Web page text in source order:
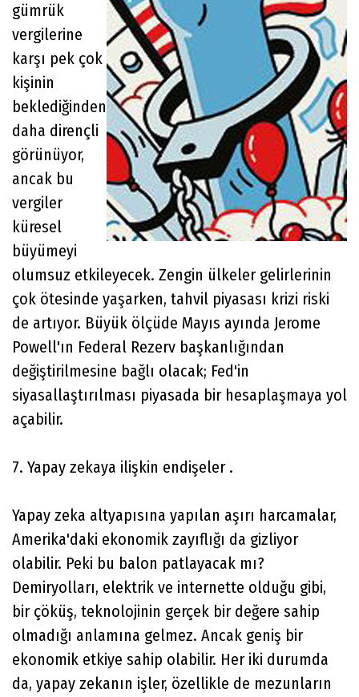
gümrük
vergilerine
karşı pek çok
kişinin
beklediğinden
daha dirençli
görünüyor,
ancak bu
vergiler
küresel
büyümeyi
olumsuz etkileyecek. Zengin ülkeler gelirlerinin
çok ötesinde yaşarken, tahvil piyasası krizi riski
de artıyor. Büyük ölçüde Mayıs ayında Jerome
Powell'ın Federal Rezerv başkanlığından
değiştirilmesine bağlı olacak; Fed'in
siyasallaştırılması piyasada bir hesaplaşmaya yol
açabilir.
7. Yapay zekaya ilişkin endişeler .
Yapay zeka altyapısına yapılan aşırı harcamalar,
Amerika'daki ekonomik zayıflığı da gizliyor
olabilir. Peki bu balon patlayacak mı?
Demiryolları, elektrik ve internette olduğu gibi,
bir çöküş, teknolojinin gerçek bir değere sahip
olmadığı anlamına gelmez. Ancak geniş bir
ekonomik etkiye sahip olabilir. Her iki durumda
da, yapay zekanın işler, özellikle de mezunların